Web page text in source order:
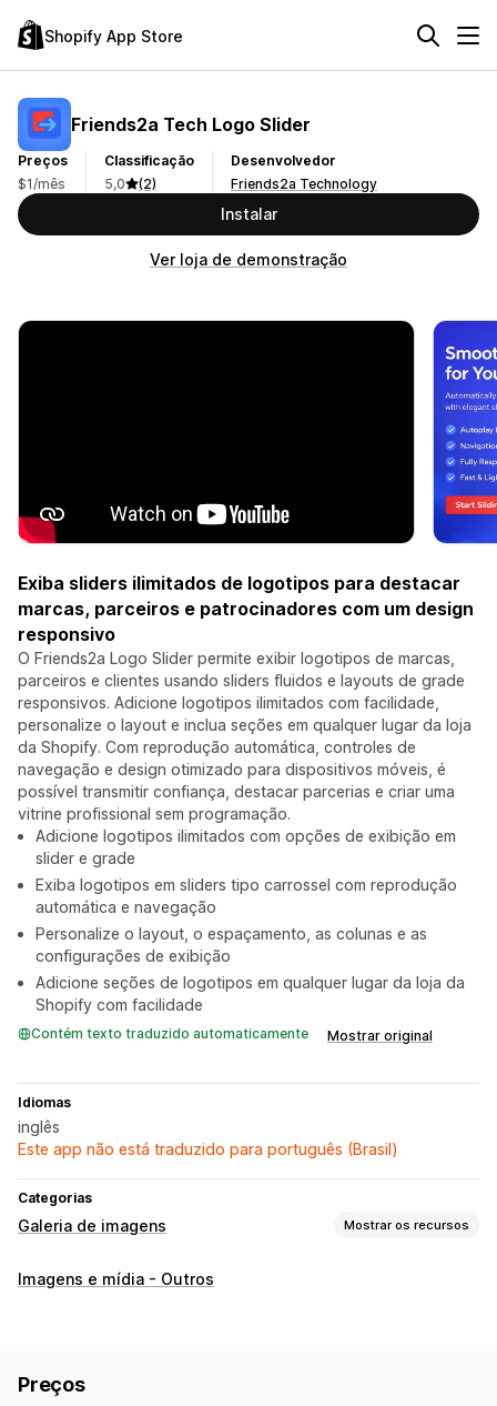
Shopify App Store
Friends2a Tech Logo Slider
Preços
$1/mês
Classificação
5,0
(2)
Desenvolvedor
Friends2a Technology
Instalar
Ver loja de demonstração
Exiba sliders ilimitados de logotipos para destacar
marcas, parceiros e patrocinadores com um design
responsivo
O Friends2a Logo Slider permite exibir logotipos de marcas,
parceiros e clientes usando sliders fluidos e layouts de grade
responsivos. Adicione logotipos ilimitados com facilidade,
personalize o layout e inclua seções em qualquer lugar da loja
da Shopify. Com reprodução automática, controles de
navegação e design otimizado para dispositivos móveis, é
possível transmitir confiança, destacar parcerias e criar uma
vitrine profissional sem programação.
Adicione logotipos ilimitados com opções de exibição em
slider e grade
Exiba logotipos em sliders tipo carrossel com reprodução
automática e navegação
Personalize o layout, o espaçamento, as colunas e as
configurações de exibição
Adicione seções de logotipos em qualquer lugar da loja da
Shopify com facilidade
Contém texto traduzido automaticamente Mostrar original
Idiomas
inglês
Este app não está traduzido para português (Brasil)
Categorias
Galeria de imagens Mostrar os recursos
Tipos de galeria
Upload em massa
Imagens e mídia - Outros
Preços